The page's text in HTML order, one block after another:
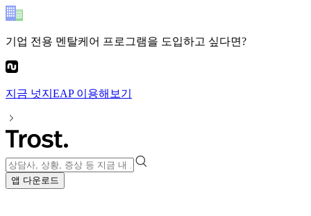
기업 전용 멘탈케어 프로그램을 도입하고 싶다면?
지금 넛지EAP이용해보기
앱 다운로드